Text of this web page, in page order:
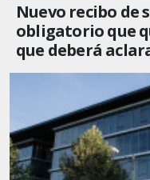
Nuevo recibo de
obligatorio que
que deberá